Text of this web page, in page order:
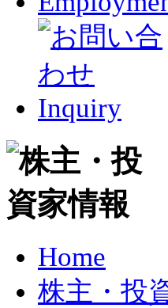
Home
株主・投